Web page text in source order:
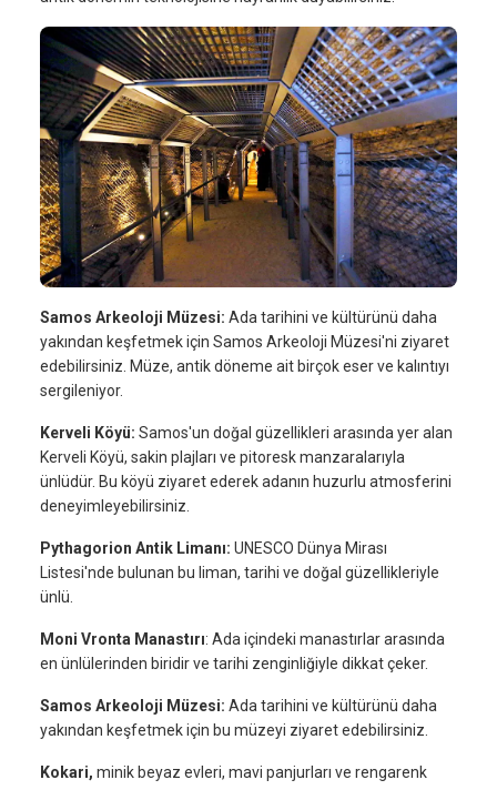
Samos Arkeoloji Müzesi: Ada tarihini ve kültürünü daha
yakından keşfetmek için Samos Arkeoloji Müzesi'ni ziyaret
edebilirsiniz. Müze, antik döneme ait birçok eser ve kalıntıyı
sergileniyor.
Kerveli Köyü: Samos'un doğal güzellikleri arasında yer alan
Kerveli Köyü, sakin plajları ve pitoresk manzaralarıyla
ünlüdür. Bu köyü ziyaret ederek adanın huzurlu atmosferini
deneyimleyebilirsiniz.
Pythagorion Antik Limanı: UNESCO Dünya Mirası
Listesi'nde bulunan bu liman, tarihi ve doğal güzellikleriyle
ünlü.
Moni Vronta Manastırı: Ada içindeki manastırlar arasında
en ünlülerinden biridir ve tarihi zenginliğiyle dikkat çeker.
Samos Arkeoloji Müzesi: Ada tarihini ve kültürünü daha
yakından keşfetmek için bu müzeyi ziyaret edebilirsiniz.
Kokari, minik beyaz evleri, mavi panjurları ve rengarenk